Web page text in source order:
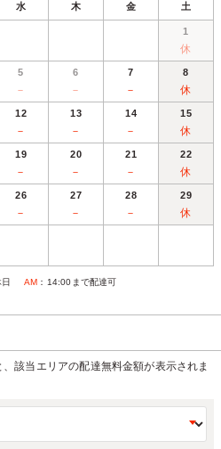
水 木 金 土
1
休
5
－
6
－
7
－
8
休
12
－
13
－
14
－
15
休
19
－
20
－
21
－
22
休
26
－
27
－
28
－
29
休
AM ：14:00まで配達可
該当エリアの配達無料金額が表示されま